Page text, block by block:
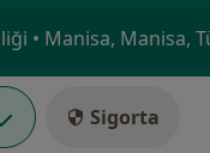
Sigorta